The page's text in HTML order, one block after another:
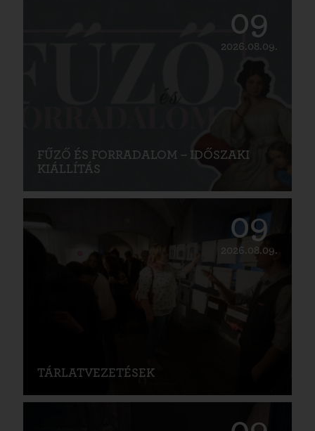
09
2026.08.09.
FŰZŐ ÉS FORRADALOM – IDŐSZAKI
KIÁLLÍTÁS
09
2026.08.09.
TÁRLATVEZETÉSEK